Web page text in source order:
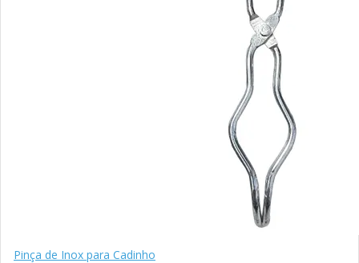
Pinça de Inox para Cadinho